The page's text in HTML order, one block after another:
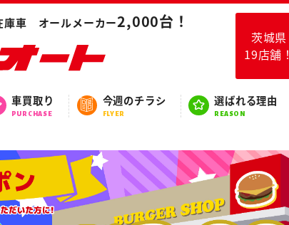
庫車 オールメーカー2,000台！
茨城県
19店舗！
車買取り
PURCHASE
今週のチラシ
FLYER
選ばれる理由
REASON